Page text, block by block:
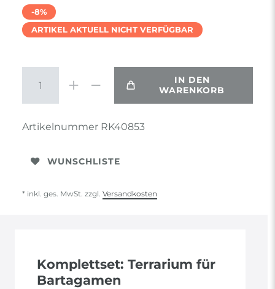
-8%
ARTIKEL AKTUELL NICHT VERFÜGBAR
IN DEN
WARENKORB
Artikelnummer RK40853
WUNSCHLISTE
* inkl. ges. MwSt. zzgl. Versandkosten
Komplettset: Terrarium für
Bartagamen